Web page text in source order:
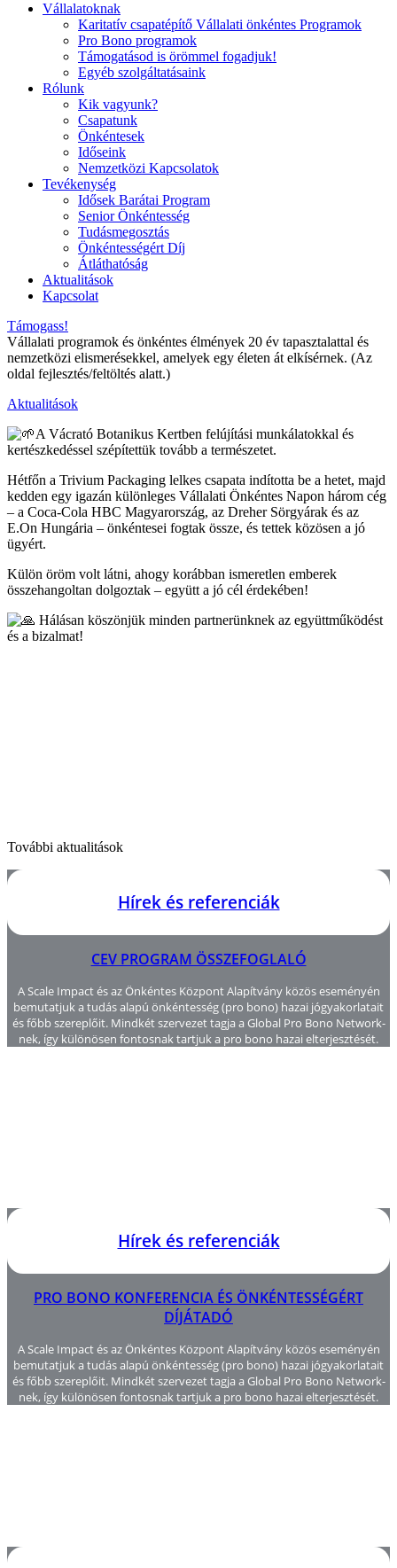
Vállalatoknak
Karitatív csapatépítő Vállalati önkéntes Programok
Pro Bono programok
Támogatásod is örömmel fogadjuk!
Egyéb szolgáltatásaink
Rólunk
Kik vagyunk?
Csapatunk
Önkéntesek
Időseink
Nemzetközi Kapcsolatok
Tevékenység
Idősek Barátai Program
Senior Önkéntesség
Tudásmegosztás
Önkéntességért Díj
Átláthatóság
Aktualitások
Kapcsolat
Támogass!
Vállalati programok és önkéntes élmények 20 év tapasztalattal és
nemzetközi elismerésekkel, amelyek egy életen át elkísérnek. (Az
oldal fejlesztés/feltöltés alatt.)
Aktualitások
A Vácrató Botanikus Kertben felújítási munkálatokkal és
kertészkedéssel szépítettük tovább a természetet.
Hétfőn a Trivium Packaging lelkes csapata indította be a hetet, majd
kedden egy igazán különleges Vállalati Önkéntes Napon három cég
– a Coca-Cola HBC Magyarország, az Dreher Sörgyárak és az
E.On Hungária – önkéntesei fogtak össze, és tettek közösen a jó
ügyért.
Külön öröm volt látni, ahogy korábban ismeretlen emberek
összehangoltan dolgoztak – együtt a jó cél érdekében!
Hálásan köszönjük minden partnerünknek az együttműködést
és a bizalmat!
További aktualitások
Hírek és referenciák
CEV PROGRAM ÖSSZEFOGLALÓ
A Scale Impact és az Önkéntes Központ Alapítvány közös eseményén
bemutatjuk a tudás alapú önkéntesség (pro bono) hazai jógyakorlatait
és főbb szereplőit. Mindkét szervezet tagja a Global Pro Bono Network-
nek, így különösen fontosnak tartjuk a pro bono hazai elterjesztését.
Hírek és referenciák
PRO BONO KONFERENCIA ÉS ÖNKÉNTESSÉGÉRT
DÍJÁTADÓ
A Scale Impact és az Önkéntes Központ Alapítvány közös eseményén
bemutatjuk a tudás alapú önkéntesség (pro bono) hazai jógyakorlatait
és főbb szereplőit. Mindkét szervezet tagja a Global Pro Bono Network-
nek, így különösen fontosnak tartjuk a pro bono hazai elterjesztését.